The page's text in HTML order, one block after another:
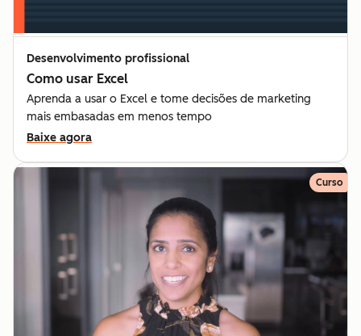
Desenvolvimento profissional
Como usar Excel
Aprenda a usar o Excel e tome decisões de marketing
mais embasadas em menos tempo
Baixe agora
Curso